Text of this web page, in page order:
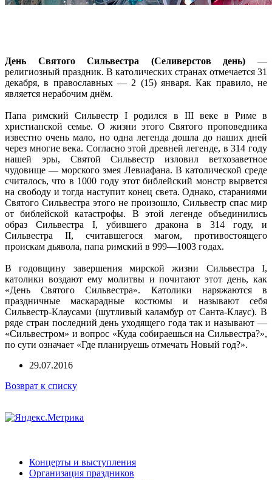
День Святого Сильвестра (Селиверстов день) —
религиозный праздник. В католических странах отмечается 31
декабря, в православных — 2 (15) января. Как правило, не
является нерабочим днём.
Папа римский Сильвестр I родился в III веке в Риме в
христианской семье. О жизни этого Святого проповедника
известно очень мало, но одна легенда дошла до наших дней
через многие века. Согласно этой древней легенде, в 314 году
нашей эры, Святой Сильвестр изловил ветхозаветное
чудовище — морского змея Левиафана. В католической среде
считалось, что в 1000 году этот библейский монстр вырвется
на свободу и тогда наступит конец света. Однако, стараниями
Святого Сильвестра этого не произошло, Сильвестр спас мир
от библейской катастрофы. В этой легенде объединились
образ Сильвестра I, убившего дракона в 314 году, и
Сильвестра II, считавшегося магом, противостоящего
проискам дьявола, папа римский в 999—1003 годах.
В годовщину завершения мирской жизни Сильвестра I,
католики воздают ему молитвы и почитают этот день, как
«День Святого Сильвестра». Католики наряжаются в
праздничные маскарадные костюмы и называют себя
Сильвестр-Клаусами (шутливый каламбур от Санта-Клаус). В
ряде стран последний день уходящего года так и называют —
«Сильвестром» и вопрос «Куда собираешься на Сильвестра?»,
по сути означает «Где планируешь отмечать Новый год?».
29.07.2016
Возврат к списку
Концерты и выступления
Организация праздников